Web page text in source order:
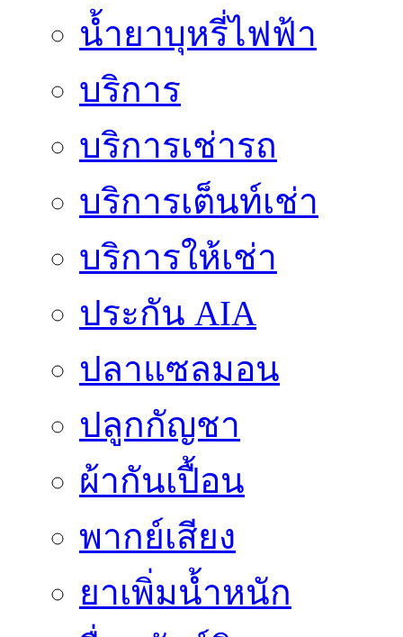
น้ำยาบุหรี่ไฟฟ้า
บริการ
บริการเช่ารถ
บริการเต็นท์เช่า
บริการให้เช่า
ประกัน AIA
ปลาแซลมอน
ปลูกกัญชา
ผ้ากันเปื้อน
พากย์เสียง
ยาเพิ่มน้ำหนัก